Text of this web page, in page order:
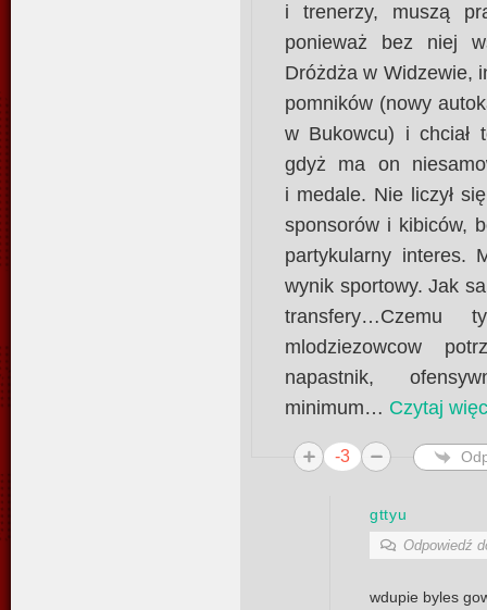
i trenerzy, muszą
ponieważ bez niej
Dróżdża w Widzewie,
pomników (nowy
w Bukowcu) i chciał
gdyż ma on
i medale. Nie liczył
sponsorów i kibiców,
partykularny interes.
wynik sportowy. Jak
mlodziezowcow
napastnik,
minimum… Czytaj
-3
gttyu
Odpowiedź
wdupie byles